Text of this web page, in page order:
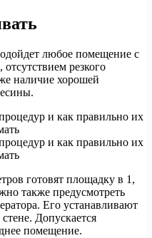
любое помещение с
резкого
наличие хорошей
готовят площадку в 1,
также предусмотреть
Его устанавливают
Допускается
помещение.